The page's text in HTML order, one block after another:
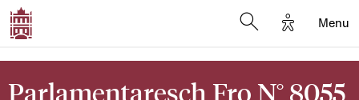
Options
Menu
Parlamentaresch Fro N° 8055